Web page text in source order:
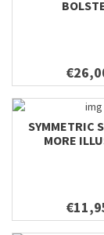
SYMMETRIC
MORE